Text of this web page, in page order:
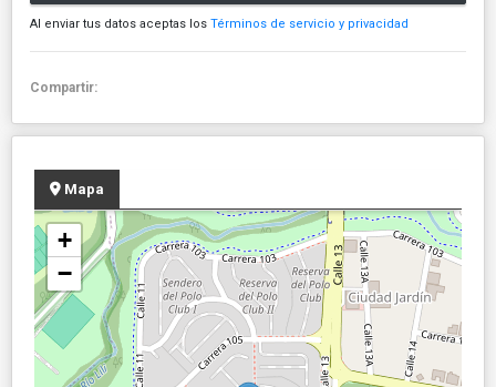
Al enviar tus datos aceptas los Términos de servicio y privacidad
Compartir:
Mapa
+
−